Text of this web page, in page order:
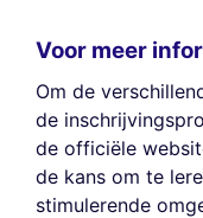
Voor meer
Om de
de
de officiële
de kans om te
stimulerende